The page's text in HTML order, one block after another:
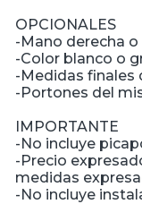
OPCIONALES
-Mano derecha
-Color blanco o
-Medidas finales
-Portones del
IMPORTANTE
-No incluye
-Precio
medidas
-No incluye